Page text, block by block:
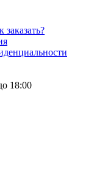
заказать?
18:00